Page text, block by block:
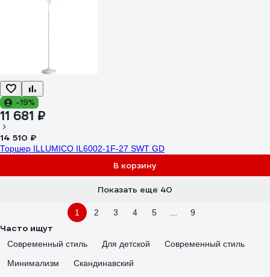
-19%
11 681 ₽
14 510 ₽
Торшер ILLUMICO IL6002-1F-27 SWT GD
В корзину
Показать еще 40
1 2 3 4 5 9
Часто ищут
Современный стиль Для детской
Современный стиль
Минимализм
Скандинавский